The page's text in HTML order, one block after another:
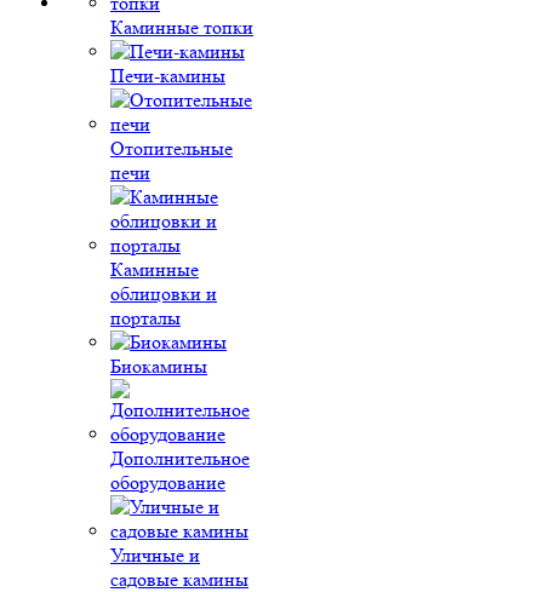
Каминные топки
Печи-камины
Отопительные
печи
Каминные
облицовки и
порталы
Биокамины
Дополнительное
оборудование
Уличные и
садовые камины